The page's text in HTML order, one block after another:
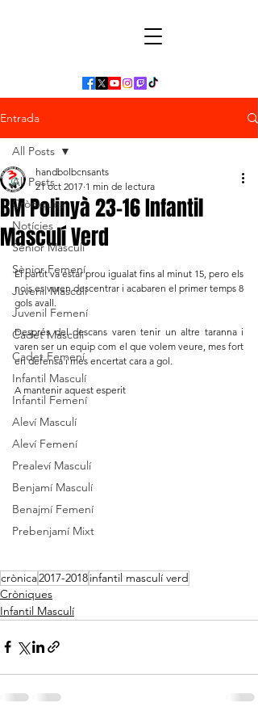
Entrada
All Posts
Cròniques
Notícies
Sènior Masculí
Sènior Femení
Juvenil Masculí
Juvenil Femení
Cadet Masculí
Cadet Femení
Infantil Masculí
Infantil Femení
Aleví Masculí
Aleví Femení
Prealeví Masculí
Benjamí Masculí
Benajmí Femení
Prebenjamí Mixt
All Posts
BM Polinyà 23-16 Infantil
Masculí Verd
handbolbcnsants
21 oct 2017 1 min de lectura
El partit va estar prou igualat fins al minut 15, pero els
nois es varen descentrar i acabaren el primer temps 8
gols avall.
Després del descans varen tenir un altre taranna i
varen ser un equip com el que volem veure, mes fort
en defensa i mes encertat cara a gol.
A mantenir aquest esperit
crònica2017-2018infantil masculí verd
Cròniques
Infantil Masculí